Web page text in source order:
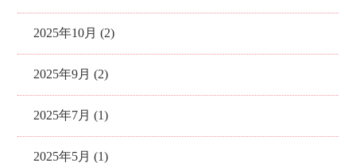
2025年10月 (2)
2025年9月 (2)
2025年7月 (1)
2025年5月 (1)